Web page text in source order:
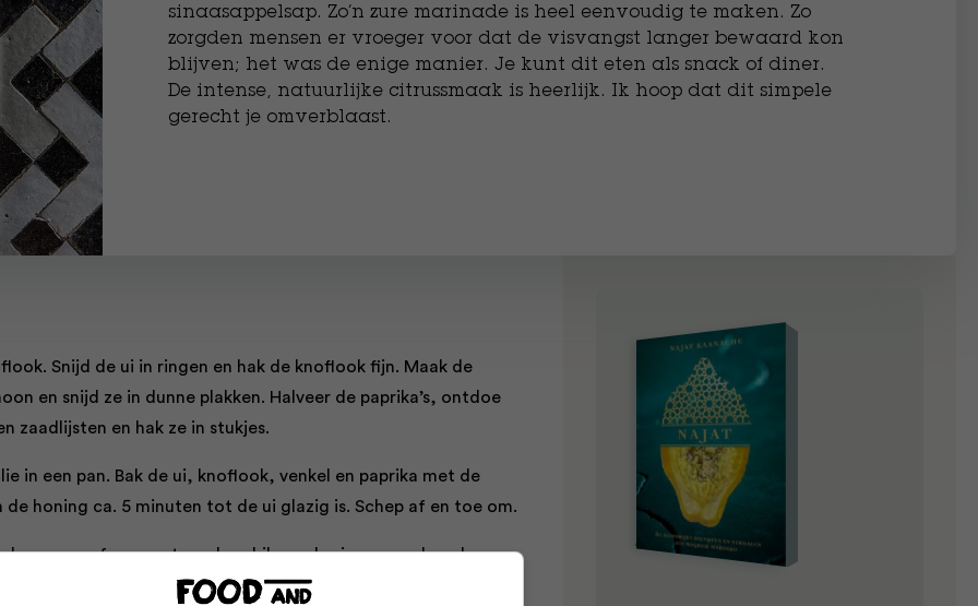
sinaasappelsap. Zo’n zure marinade is heel eenvoudig te maken. Zo
zorgden mensen er vroeger voor dat de visvangst langer bewaard kon
blijven; het was de enige manier. Je kunt dit eten als snack of diner.
De intense, natuurlijke citrussmaak is heerlijk. Ik hoop dat dit simpele
gerecht je omverblaast.
Snijd de ui in ringen en hak de knoflook fijn. Maak de
en snijd ze in dunne plakken. Halveer de paprika’s, ontdoe
zaadlijsten en hak ze in stukjes.
in een pan. Bak de ui, knoflook, venkel en paprika met de
de honing ca. 5 minuten tot de ui glazig is. Schep af en toe om.
mes of een zesteur de schil van de sinaasappel en de
en citroen uit en meet de benodigde hoeveelheid